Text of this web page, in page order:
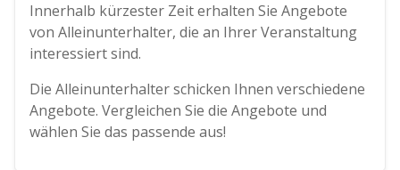
Innerhalb kürzester Zeit erhalten Sie Angebote
von Alleinunterhalter, die an Ihrer Veranstaltung
interessiert sind.
Die Alleinunterhalter schicken Ihnen verschiedene
Angebote. Vergleichen Sie die Angebote und
wählen Sie das passende aus!